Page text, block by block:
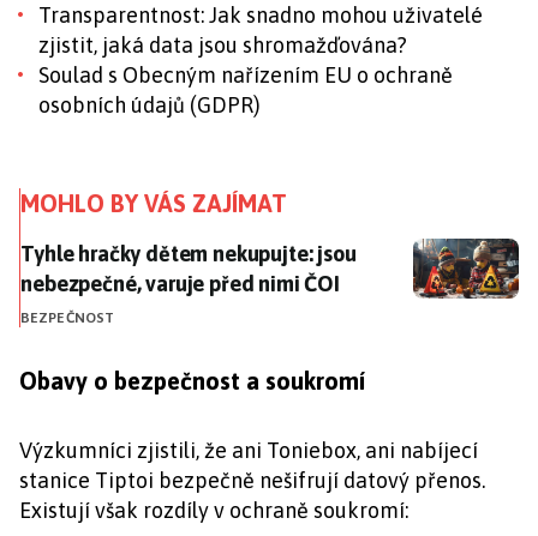
Transparentnost: Jak snadno mohou uživatelé
zjistit, jaká data jsou shromažďována?
Soulad s Obecným nařízením EU o ochraně
osobních údajů (GDPR)
MOHLO BY VÁS ZAJÍMAT
Tyhle hračky dětem nekupujte: jsou nebezpečné,
Tyhle hračky dětem nekupujte: jsou
nebezpečné, varuje před nimi ČOI
BEZPEČNOST
Obavy o bezpečnost a soukromí
Výzkumníci zjistili, že ani Toniebox, ani nabíjecí
stanice Tiptoi bezpečně nešifrují datový přenos.
Existují však rozdíly v ochraně soukromí: